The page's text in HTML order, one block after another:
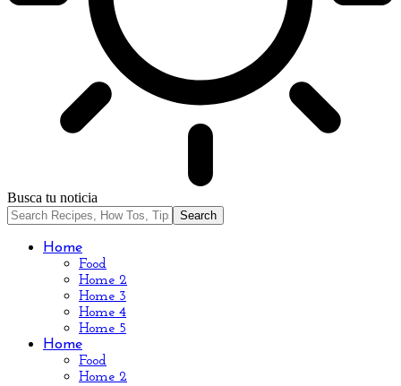
Busca tu noticia
Home
Food
Home 2
Home 3
Home 4
Home 5
Home
Food
Home 2